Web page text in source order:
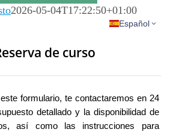
2026-05-04T17:22:50+01:00